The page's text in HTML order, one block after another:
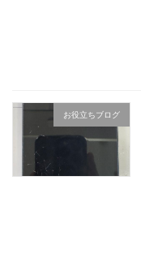
お役立ちブログ